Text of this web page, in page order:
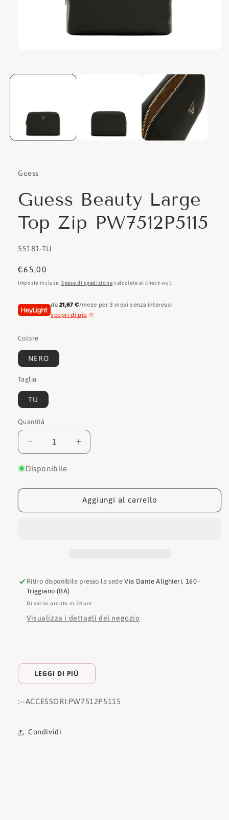
1
Guess
Guess Beauty Large
Top Zip PW7512P5115
SKU:
55181-TU
Prezzo
di
€65,00
Imposte incluse. Spese di spedizione calcolate al check-out.
da 21,67 €/mese per 3 mesi senza interessi
scopri di più
Colore
NERO
Taglia
TU
Quantità
Quantità
Diminuisci
quantità
per
Beauty
Top
Aumenta
quantità
Beauty
Large
Top
Disponibile
Aggiungi al carrello
Ritiro disponibile presso la sedeVia Dante Alighieri, 160 -
Triggiano (BA)
Di solito pronto in 24 ore
Visualizza i dettagli del negozio
LEGGI DI PIÙ
:--ACCESSORI:PW7512P5115
Condividi